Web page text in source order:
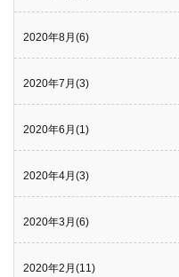
2020年8月(6)
2020年7月(3)
2020年6月(1)
2020年4月(3)
2020年3月(6)
2020年2月(11)